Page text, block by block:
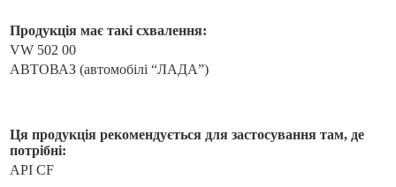
Продукція має такі схвалення:
VW 502 00
АВТОВАЗ (автомобілі “ЛАДА”)
Ця продукція рекомендується для застосування там, де
потрібні:
API CF